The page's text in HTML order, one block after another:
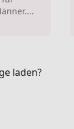
laden?